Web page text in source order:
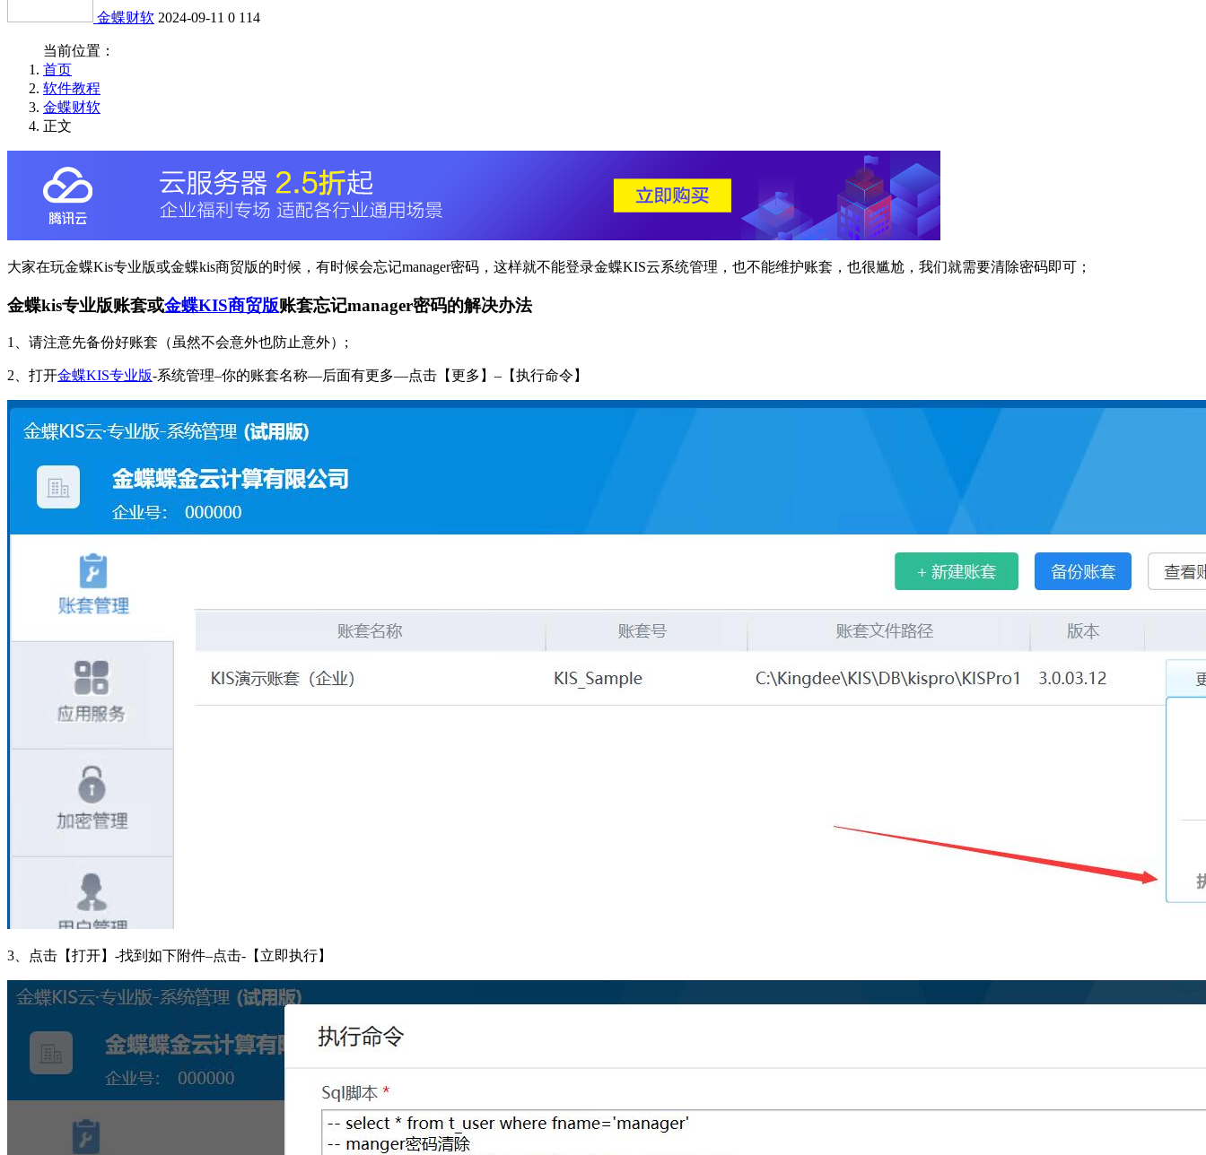
金蝶财软 2024-09-11 0 114
当前位置：
首页
软件教程
金蝶财软
正文
大家在玩金蝶Kis专业版或金蝶kis商贸版的时候，有时候会忘记manager密码，这样就不能登录金蝶KIS云系统管理，也不能维护账套，也很尴尬，我们就需要清除密码即可；
金蝶kis专业版账套或金蝶KIS商贸版账套忘记manager密码的解决办法
1、请注意先备份好账套（虽然不会意外也防止意外）;
2、打开金蝶KIS专业版-系统管理–你的账套名称—后面有更多—点击【更多】–【执行命令】
3、点击【打开】-找到如下附件–点击-【立即执行】